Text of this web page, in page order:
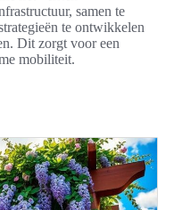
samen te
te ontwikkelen
Dit zorgt voor een
mobiliteit.